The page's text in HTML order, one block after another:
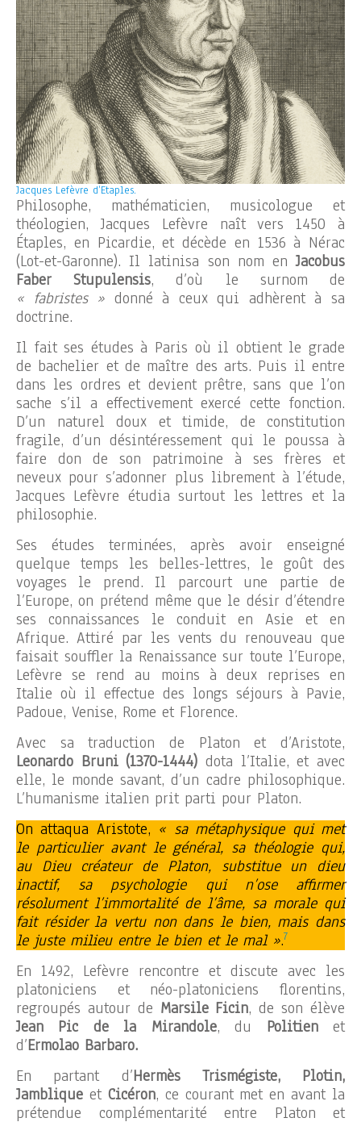
Jacques Lefèvre d’Etaples.
Philosophe, mathématicien, musicologue et
théologien, Jacques Lefèvre naît vers 1450 à
Étaples, en Picardie, et décède en 1536 à Nérac
(Lot-et-Garonne). Il latinisa son nom enJacobus
Faber Stupulensis, d’où le surnom de
« fabristes » donné à ceux qui adhèrent à sa
doctrine.
Il fait ses études à Paris où il obtient le grade
de bachelier et de maître des arts. Puis il entre
dans les ordres et devient prêtre, sans que l’on
sache s’il a effectivement exercé cette fonction.
D’un naturel doux et timide, de constitution
fragile, d’un désintéressement qui le poussa à
faire don de son patrimoine à ses frères et
neveux pour s’adonner plus librement à l’étude,
Jacques Lefèvre étudia surtout les lettres et la
philosophie.
Ses études terminées, après avoir enseigné
quelque temps les belles-lettres, le goût des
voyages le prend. Il parcourt une partie de
l’Europe, on prétend même que le désir d’étendre
ses connaissances le conduit en Asie et en
Afrique. Attiré par les vents du renouveau que
faisait souffler la Renaissance sur toute l’Europe,
Lefèvre se rend au moins à deux reprises en
Italie où il effectue des longs séjours à Pavie,
Padoue, Venise, Rome et Florence.
Avec sa traduction de Platon et d’Aristote,
Leonardo Bruni (1370-1444) dota l’Italie, et avec
elle, le monde savant, d’un cadre philosophique.
L’humanisme italien prit parti pour Platon.
On attaqua Aristote, « sa métaphysique qui met
le particulier avant le général, sa théologie qui,
au Dieu créateur de Platon, substitue un dieu
inactif, sa psychologie qui n’ose affirmer
résolument l’immortalité de l’âme, sa morale qui
fait résider la vertu non dans le bien, mais dans
le juste milieu entre le bien et le mal ».7
En 1492, Lefèvre rencontre et discute avec les
platoniciens et néo-platoniciens florentins,
regroupés autour de Marsile Ficin, de son élève
Jean Pic de la Mirandole, du Politienet
d’Ermolao Barbaro.
En partant d’Hermès Trismégiste, Plotin,
Jamblique et Cicéron, ce courant met en avant la
prétendue complémentarité entre Platon et